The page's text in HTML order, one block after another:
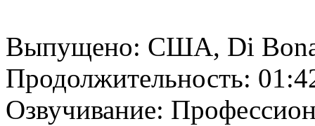
Выпущено: США, Di
Продолжительность:
Озвучивание: